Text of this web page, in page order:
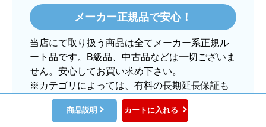
2025年12月24日 21:44
欲しい商品をスムーズに注文できましたか？
はい
ショップからの連絡や対応は適切でしたか？
はい
予定の期日までに商品が届きましたか？
メーカー正規品で安心！
当店にて取り扱う商品は全てメーカー系正規ル
ート品です。B級品、中古品などは一切ございま
せん。安心してお買い求め下さい。
※カテゴリによっては、有料の長期延長保証も
当店では別途ご用意できます。
商品説明 カートに入れる